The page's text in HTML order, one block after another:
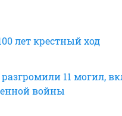
лет крестный ход
11 могил,
войны